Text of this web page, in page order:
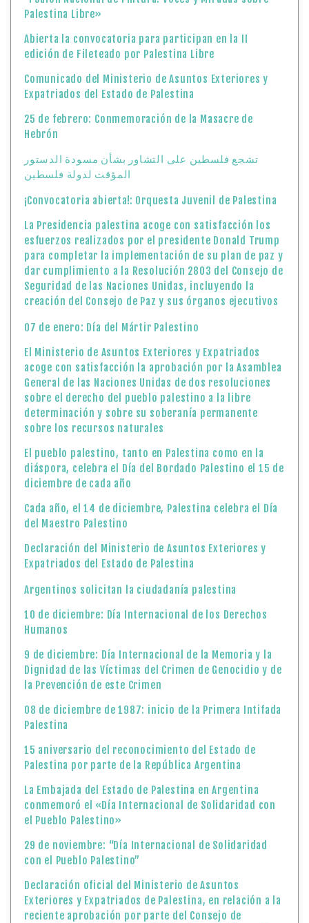
Palestina Libre»
Abierta la convocatoria para participan en la II
edición de Fileteado por Palestina Libre
Comunicado del Ministerio de Asuntos Exteriores y
Expatriados del Estado de Palestina
25 de febrero: Conmemoración de la Masacre de
Hebrón
تشجع فلسطين على التشاور بشأن مسودة الدستور
المؤقت لدولة فلسطين
¡Convocatoria abierta!: Orquesta Juvenil de Palestina
La Presidencia palestina acoge con satisfacción los
esfuerzos realizados por el presidente Donald Trump
para completar la implementación de su plan de paz y
dar cumplimiento a la Resolución 2803 del Consejo de
Seguridad de las Naciones Unidas, incluyendo la
creación del Consejo de Paz y sus órganos ejecutivos
07 de enero: Día del Mártir Palestino
El Ministerio de Asuntos Exteriores y Expatriados
acoge con satisfacción la aprobación por la Asamblea
General de las Naciones Unidas de dos resoluciones
sobre el derecho del pueblo palestino a la libre
determinación y sobre su soberanía permanente
sobre los recursos naturales
El pueblo palestino, tanto en Palestina como en la
diáspora, celebra el Día del Bordado Palestino el 15 de
diciembre de cada año
Cada año, el 14 de diciembre, Palestina celebra el Día
del Maestro Palestino
Declaración del Ministerio de Asuntos Exteriores y
Expatriados del Estado de Palestina
Argentinos solicitan la ciudadanía palestina
10 de diciembre: Día Internacional de los Derechos
Humanos
9 de diciembre: Día Internacional de la Memoria y la
Dignidad de las Víctimas del Crimen de Genocidio y de
la Prevención de este Crimen
08 de diciembre de 1987: inicio de la Primera Intifada
Palestina
15 aniversario del reconocimiento del Estado de
Palestina por parte de la República Argentina
La Embajada del Estado de Palestina en Argentina
conmemoró el «Día Internacional de Solidaridad con
el Pueblo Palestino»
29 de noviembre: “Día Internacional de Solidaridad
con el Pueblo Palestino”
Declaración oficial del Ministerio de Asuntos
Exteriores y Expatriados de Palestina, en relación a la
reciente aprobación por parte del Consejo de